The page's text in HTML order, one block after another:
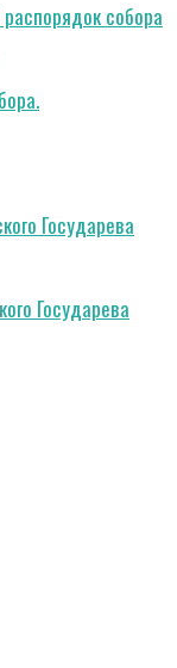
собора
Государева
Государева